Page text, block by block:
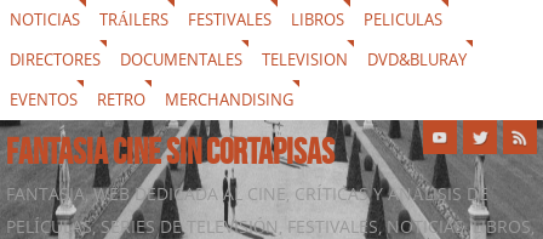
NOTICIAS TRÁILERS FESTIVALES LIBROS
PELICULAS
DIRECTORES
DOCUMENTALES TELEVISION
DVD&BLURAY
EVENTOS
RETRO MERCHANDISING
FANTASIA CINE SIN CORTAPISAS
FANTASIA, WEB DEDICADA AL CINE, CRÍTICAS Y ANÁLISIS DE
PELÍCULAS, SERIES DE TELEVISIÓN, FESTIVALES, NOTICIAS, LIBROS,